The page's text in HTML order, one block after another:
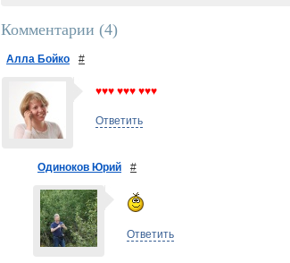
Комментарии (4)
Алла Бойко #
♥♥♥ ♥♥♥ ♥♥♥
Ответить
Одиноков Юрий #
Ответить